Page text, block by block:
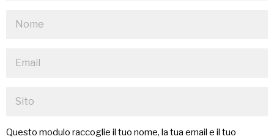
Questo modulo raccoglie il tuo nome, la tua email e il tuo